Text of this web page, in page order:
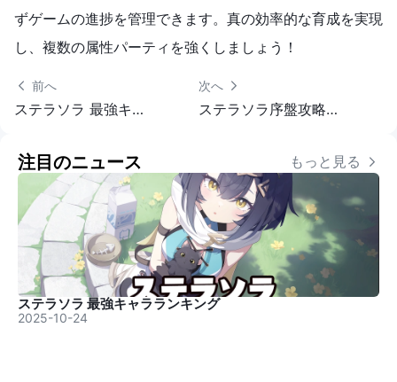
ずゲームの進捗を管理できます。真の効率的な育成を実現
し、複数の属性パーティを強くしましょう！
前へ
ステラソラ 最強キャラランキング
次へ
ステラソラ序盤攻略ガイド｜リセマラおすすめキャラと初期攻略法
注目のニュース もっと見る
ステラソラ 最強キャラランキング
2025-10-24